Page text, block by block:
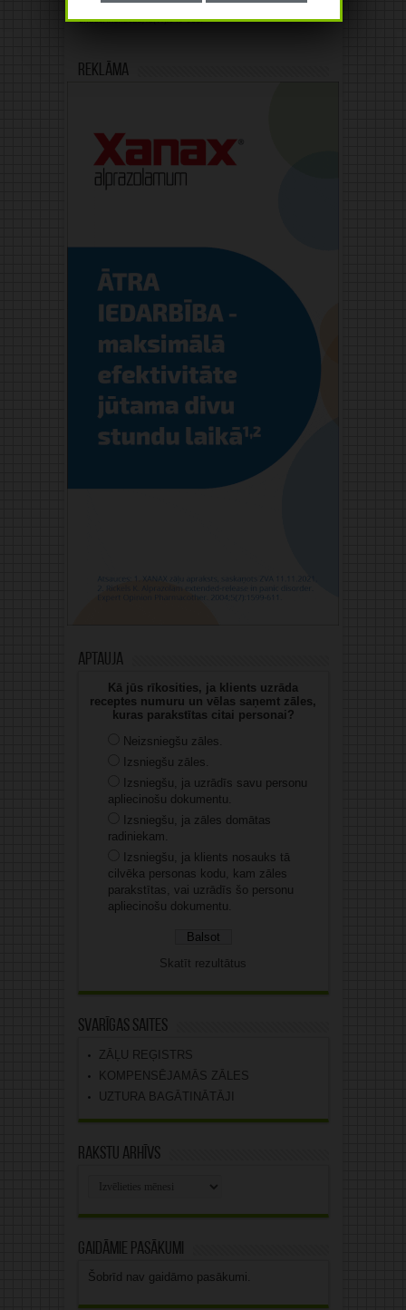
Reklāma
Aptauja
Kā jūs rīkosities, ja klients uzrāda
receptes numuru un vēlas saņemt zāles,
kuras parakstītas citai personai?
Neizsniegšu zāles.
Izsniegšu zāles.
Izsniegšu, ja uzrādīs savu personu
apliecinošu dokumentu.
Izsniegšu, ja zāles domātas
radiniekam.
Izsniegšu, ja klients nosauks tā
cilvēka personas kodu, kam zāles
parakstītas, vai uzrādīs šo personu
apliecinošu dokumentu.
Skatīt rezultātus
Svarīgas saites
ZĀĻU REĢISTRS
KOMPENSĒJAMĀS ZĀLES
UZTURA BAGĀTINĀTĀJI
Rakstu arhīvs
Gaidāmie pasākumi
Šobrīd nav gaidāmo pasākumi.